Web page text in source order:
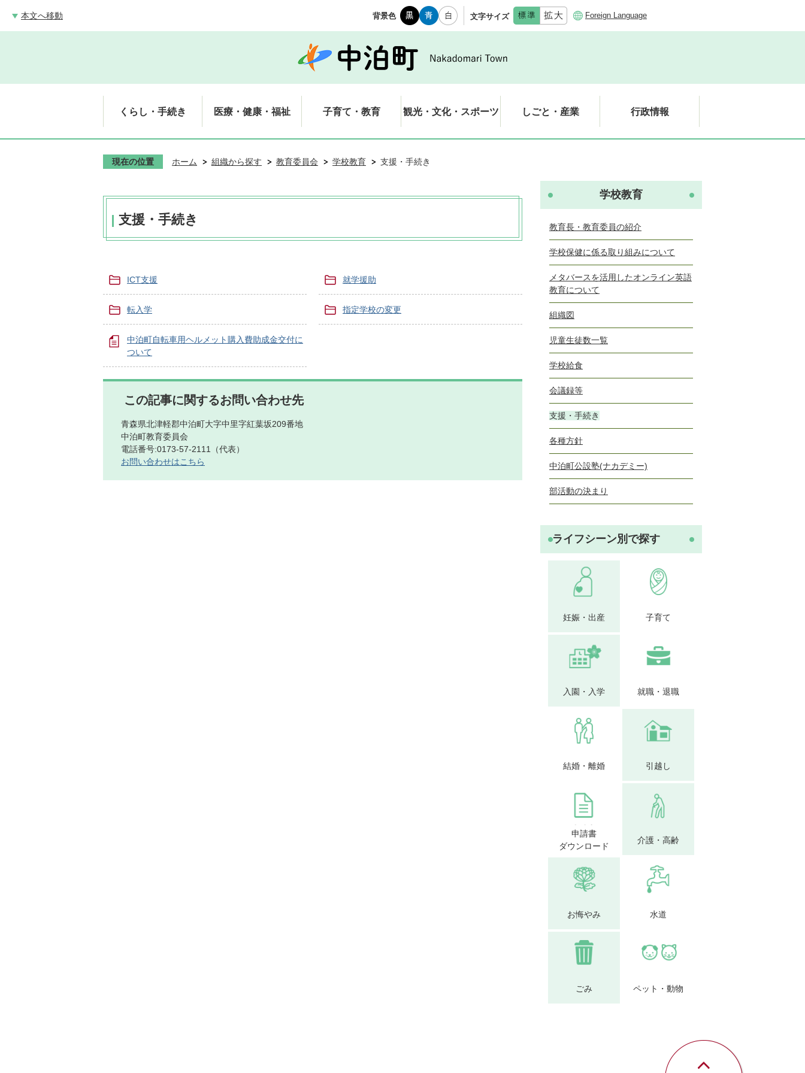
本文へ移動 背景色 文字サイズ Foreign Language
くらし・手続き 医療・健康・福祉 子育て・教育 観光・文化・スポーツ しごと・産業 行政情報
現在の位置 ホーム 組織から探す 教育委員会 学校教育 支援・手続き
支援・手続き
ICT支援 就学援助
転入学 指定学校の変更
中泊町自転車用ヘルメット購入費助成金交付に
ついて
この記事に関するお問い合わせ先
青森県北津軽郡中泊町大字中里字紅葉坂209番地
中泊町教育委員会
電話番号:0173-57-2111（代表）
お問い合わせはこちら
学校教育
教育長・教育委員の紹介
学校保健に係る取り組みについて
メタバースを活用したオンライン英語
教育について
組織図
児童生徒数一覧
学校給食
会議録等
支援・手続き
各種方針
中泊町公設塾(ナカデミー)
部活動の決まり
ライフシーン別で探す
妊娠・出産 子育て
入園・入学 就職・退職
結婚・離婚 引越し
申請書
ダウンロード
介護・高齢
お悔やみ 水道
ごみ ペット・動物